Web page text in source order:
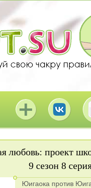
любовь: проект
9 сезон 8
Юигаока против